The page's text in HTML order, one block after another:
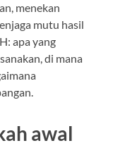
menekan
mutu hasil
apa yang
di mana
awal